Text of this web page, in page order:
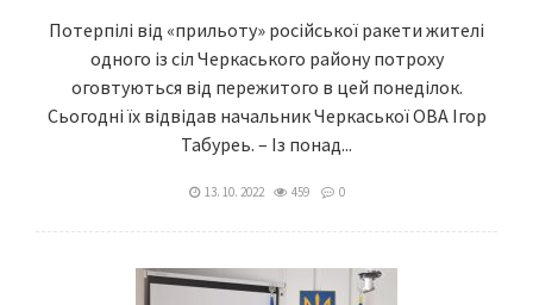
Потерпілі від «прильоту» російської ракети жителі
одного із сіл Черкаського району потроху
оговтуються від пережитого в цей понеділок.
Сьогодні їх відвідав начальник Черкаської ОВА Ігор
Табуреь. – Із понад...
13. 10. 2022 459 0